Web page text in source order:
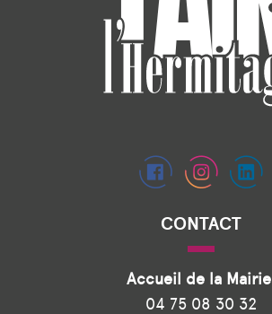
CONTACT
Accueil de la Mairie
04 75 08 30 32